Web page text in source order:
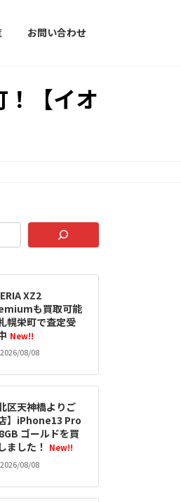
お問い合わせ
【イオ
XZ2
も買取可能
幌栄町で査定受
New!!
2026/08/08
北区天神橋よりご
】iPhone13 Pro
ゴールドを買
ました！
New!!
2026/08/08